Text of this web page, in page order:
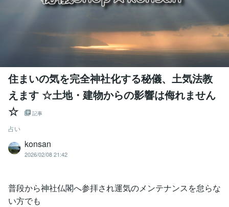
住まいの気を完全神社化する秘儀、土気法教
えます ☆土地・建物からの影響は侮れません
☆
記事
占い
konsan
2026/02/08 21:42
普段から神社仏閣へ参拝され運気のメンテナンスを怠らな
い方でも